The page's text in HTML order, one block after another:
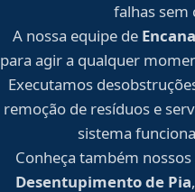
falhas sem
A nossa equipe de
para agir a qualquer
Executamos
remoção de resíduos e
sistema
Conheça também
Desentupimento de Pia,